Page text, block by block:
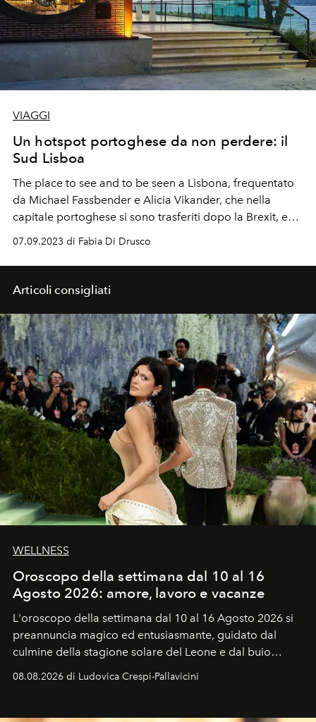
VIAGGI
Un hotspot portoghese da non perdere: il
Sud Lisboa
The place to see and to be seen a Lisbona, frequentato
da Michael Fassbender e Alicia Vikander, che nella
capitale portoghese si sono trasferiti dopo la Brexit, e
da Madonna quando viveva a Comporta.
07.09.2023 di Fabia Di Drusco
Articoli consigliati
WELLNESS
Oroscopo della settimana dal 10 al 16
Agosto 2026: amore, lavoro e vacanze
L'oroscopo della settimana dal 10 al 16 Agosto 2026 si
preannuncia magico ed entusiasmante, guidato dal
culmine della stagione solare del Leone e dal buio
favorevole della Luna nuova in Leone del 12 agosto,
ideale per la notte delle Perseidi.
08.08.2026 di Ludovica Crespi-Pallavicini